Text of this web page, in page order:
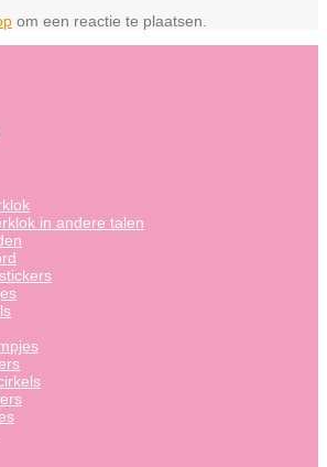
om een reactie te plaatsen.
in andere talen